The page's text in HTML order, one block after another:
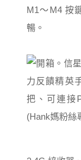
M1～M4 按
暢。